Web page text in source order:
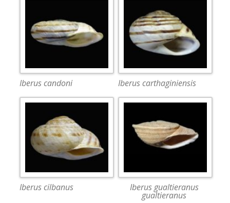
Iberus candoni Iberus carthaginiensis
Iberus cilbanus Iberus gualtieranus
gualtieranus